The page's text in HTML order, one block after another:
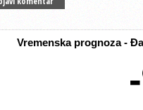
Vremenska prognoza -